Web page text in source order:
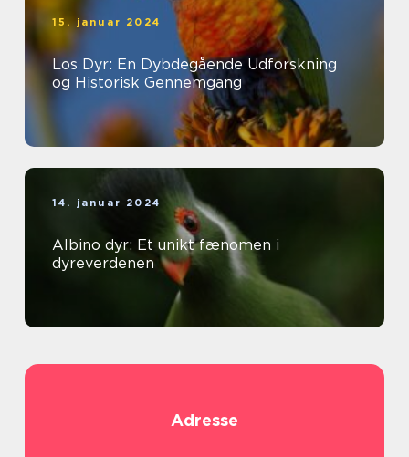
15. januar 2024
Los Dyr: En Dybdegående Udforskning
og Historisk Gennemgang
14. januar 2024
Albino dyr: Et unikt fænomen i
dyreverdenen
Adresse